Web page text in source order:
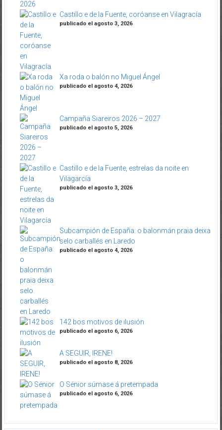
Castillo e de la Fuente, coróanse en Vilagracía
publicado el agosto 3, 2026
Xa roda o balón no Miguel Ángel
publicado el agosto 4, 2026
Campaña Siareiros 2026 – 2027
publicado el agosto 5, 2026
Castillo e de la Fuente, estrelas da noite en
Vilagarcía
publicado el agosto 3, 2026
Subcampión de España: o balonmán praia deixa
selo carballés en Laredo
publicado el agosto 4, 2026
142 bos motivos de ilusión
publicado el agosto 6, 2026
A SEGUIR, IRENE!
publicado el agosto 8, 2026
O Sénior súmase á pretempada
publicado el agosto 6, 2026